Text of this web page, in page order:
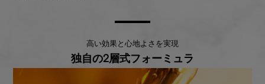
高い効果と心地よさを実現
独自の2層式フォーミュラ